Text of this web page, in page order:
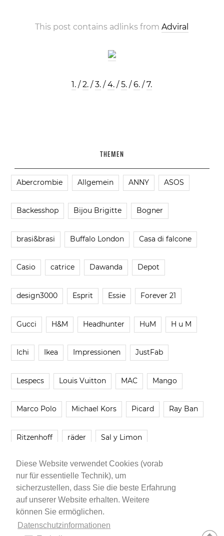
Diese Website verwendet Cookies (vorab
nur für essentielle Technik), um
sicherzustellen, dass Sie die beste Erfahrung
auf unserer Website erhalten. Weitere
können Sie ermöglichen.
Datenschutzinformationen
This post contains adlinks fromAdviral
1. /2. /3. /4. /5. /6. /7.
THEMEN
Abercrombie Allgemein ANNY ASOS
Backesshop Bijou Brigitte Bogner
brasi&brasi Buffalo London Casa di falcone
Casio catrice Dawanda Depot
design3000 Esprit Essie Forever 21
Gucci H&M Headhunter HuM H u M
Ichi Ikea Impressionen JustFab
Lespecs Louis Vuitton MAC Mango
Marco Polo Michael Kors Picard Ray Ban
Ritzenhoff räder Sal y Limon
Smartbuyglasses smash! Steve Madden
Younique Zara